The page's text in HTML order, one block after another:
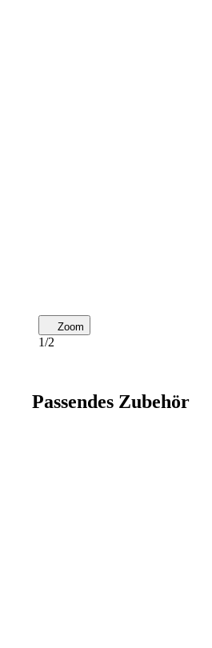
Zoom
1/2
Passendes Zubehör